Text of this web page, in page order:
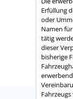
Erfüllung
oder
Namen
tätig
dieser
bisherige